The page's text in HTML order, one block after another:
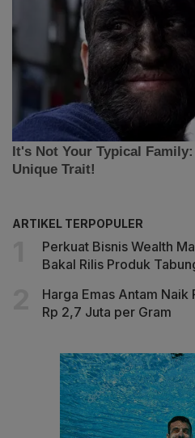
ARTIKEL TERPOPULER
Perkuat Bisnis Wealth
Bakal Rilis Produk
Harga Emas Antam
Rp 2,7 Juta per Gram